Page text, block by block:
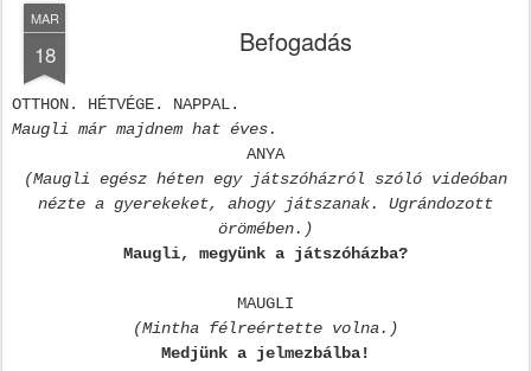
MAR
18 Befogadás
OTTHON. HÉTVÉGE. NAPPAL.
Maugli már majdnem hat éves.
ANYA
(Maugli egész héten egy játszóházról szóló videóban
nézte a gyerekeket, ahogy játszanak. Ugrándozott
örömében.)
Maugli, megyünk a játszóházba?
MAUGLI
(Mintha félreértette volna.)
Medjünk a jelmezbálba!